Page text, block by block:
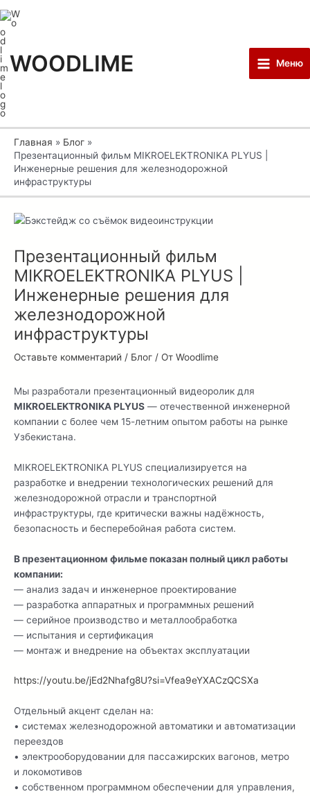
к
содержимому
WOODLIME Меню
Главная
Блог
Презентационный фильм MIKROELEKTRONIKA PLYUS |
Инженерные решения для железнодорожной
инфраструктуры
Презентационный фильм
MIKROELEKTRONIKA PLYUS |
Инженерные решения для
железнодорожной
инфраструктуры
Оставьте комментарий / Блог / От Woodlime
Мы разработали презентационный видеоролик для
MIKROELEKTRONIKA PLYUS — отечественной инженерной
компании с более чем 15-летним опытом работы на рынке
Узбекистана.
MIKROELEKTRONIKA PLYUS специализируется на
разработке и внедрении технологических решений для
железнодорожной отрасли и транспортной
инфраструктуры, где критически важны надёжность,
безопасность и бесперебойная работа систем.
В презентационном фильме показан полный цикл работы
компании:
— анализ задач и инженерное проектирование
— разработка аппаратных и программных решений
— серийное производство и металлообработка
— испытания и сертификация
— монтаж и внедрение на объектах эксплуатации
https://youtu.be/jEd2Nhafg8U?si=Vfea9eYXACzQCSXa
Отдельный акцент сделан на:
• системах железнодорожной автоматики и автоматизации
переездов
• электрооборудовании для пассажирских вагонов, метро
и локомотивов
• собственном программном обеспечении для управления,
navigation